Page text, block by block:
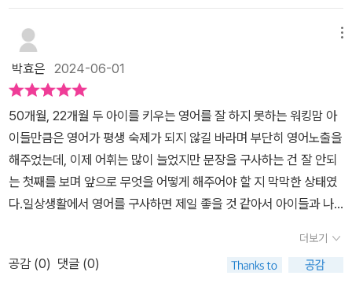
사라는 점에 대해서 더 신뢰가 많이 간다.)영어에 대한 첫 긍정적 정
서 형성하고 부모와 함께 놀면서 배울 수 있겠다라고 생각이 되었다.
재밌는 영어놀이책에 수록된 엄마표 놀이에 관한예문들이 영어를 어
중간하게 하는 나 같은 사람에겐 도움이 될 만한 참 좋은 문장들이 많
았다우리애가 나같이 영어를 어중간하고 애매하게 한다는 건 원하지
않는 일이다.우리 아이에게 조금이라도 즐겁고 행복한 영어 말하기가
되었으면 하는 바람으로 이 책을 읽어 보시길 바란다
박효은 2024-06-01
50개월, 22개월 두 아이를 키우는 영어를 잘 하지 못하는 워킹맘 아
이들만큼은 영어가 평생 숙제가 되지 않길 바라며 부단히 영어노출을
해주었는데, 이제 어휘는 많이 늘었지만 문장을 구사하는 건 잘 안되
는 첫째를 보며 앞으로 무엇을 어떻게 해주어야 할 지 막막한 상태였
다.일상생활에서 영어를 구사하면 제일 좋을 것 같아서 아이들과 나
강을 듣는 게 또 쉽지만은 않았다. 동네 유아 대상 학원을 보냈는데,
동생이 엄마를 독차지 하는게 싫었던 첫째는 또 학원이 가기 싫다고
더보기
공감 (0) 댓글 (0)